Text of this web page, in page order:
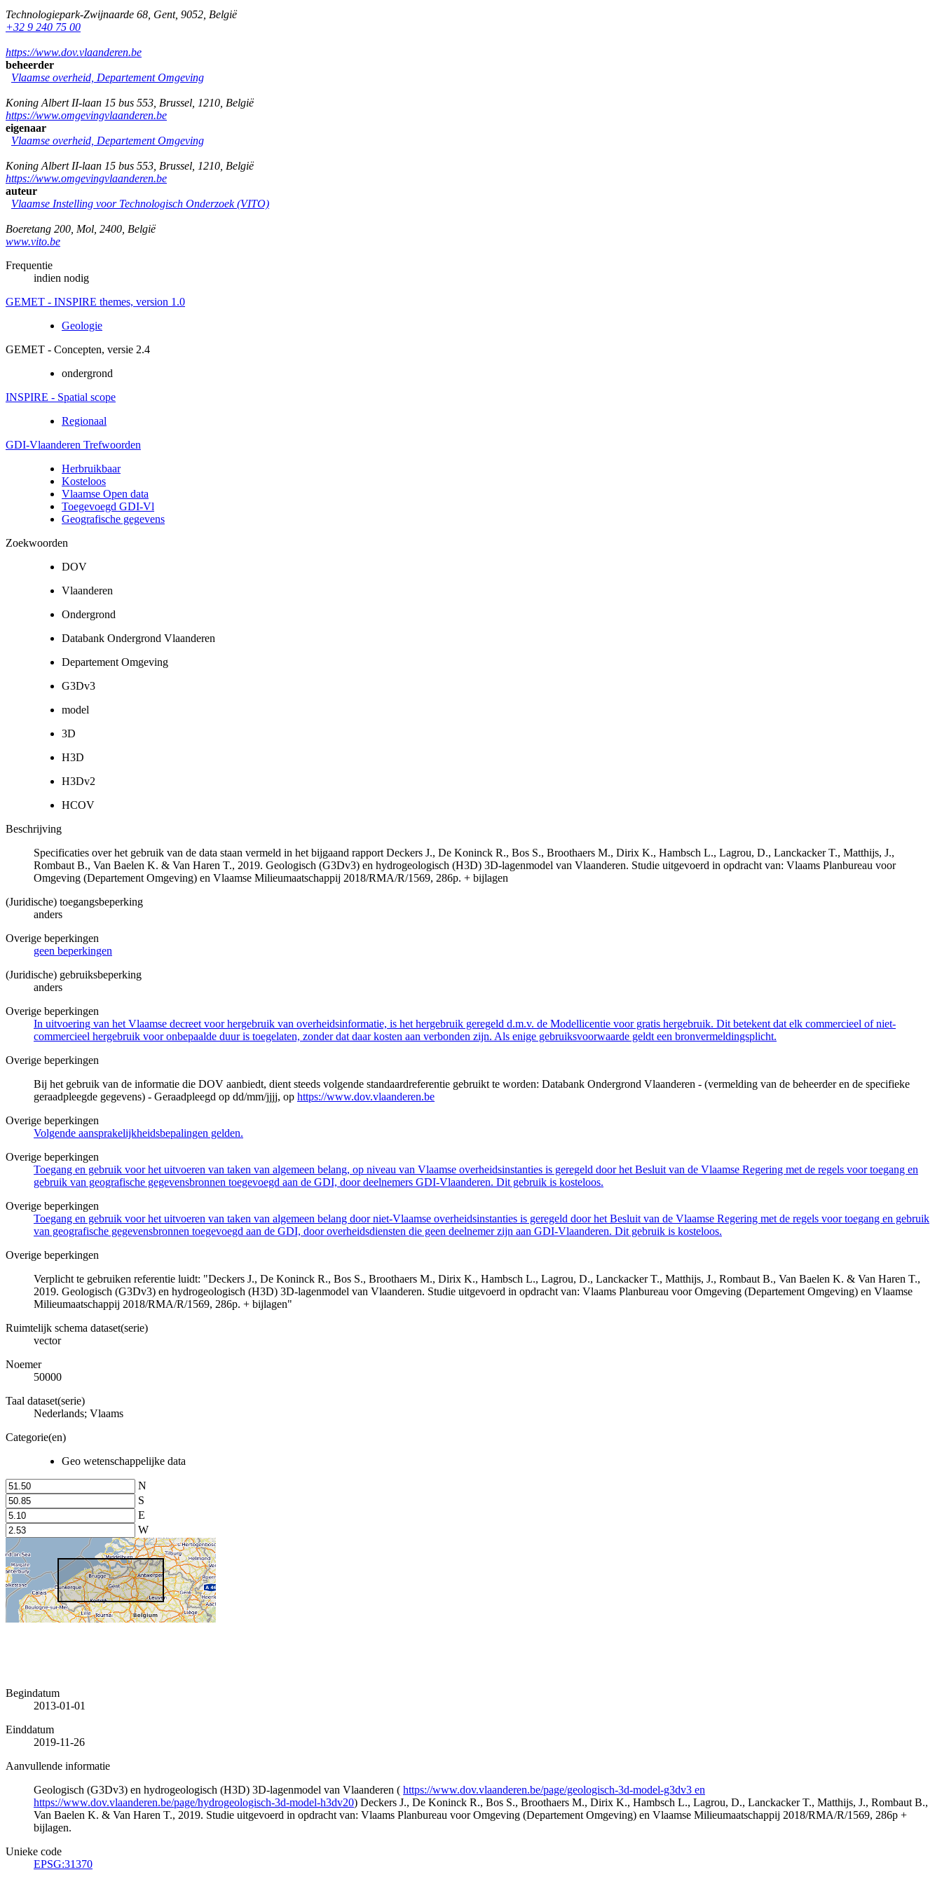
Technologiepark-Zwijnaarde 68 Gent, 9052 België
+32 9 240 75 00
https://www.dov.vlaanderen.be
beheerder
Vlaamse overheid, Departement Omgeving
Koning Albert II-laan 15 bus 553 Brussel 1210 België
https://www.omgevingvlaanderen.be
eigenaar
Vlaamse overheid, Departement Omgeving
Koning Albert II-laan 15 bus 553 Brussel 1210 België
https://www.omgevingvlaanderen.be
auteur
Vlaamse Instelling voor Technologisch Onderzoek (VITO)
Boeretang 200 Mol 2400 België
www.vito.be
Frequentie
indien nodig
GEMET - INSPIRE themes, version 1.0
Geologie
GEMET - Concepten, versie 2.4
ondergrond
INSPIRE - Spatial scope
Regionaal
GDI-Vlaanderen Trefwoorden
Herbruikbaar
Kosteloos
Vlaamse Open data
Toegevoegd GDI-Vl
Geografische gegevens
Zoekwoorden
DOV
Vlaanderen
Ondergrond
Databank Ondergrond Vlaanderen
Departement Omgeving
G3Dv3
model
3D
H3D
H3Dv2
HCOV
Beschrijving
Specificaties over het gebruik van de data staan vermeld in het bijgaand rapport Deckers J., De Koninck R., Bos S., Broothaers M., Dirix K., Hambsch L., Lagrou, D., Lanckacker T., Matthijs, J.,
Rombaut B., Van Baelen K. & Van Haren T., 2019. Geologisch (G3Dv3) en hydrogeologisch (H3D) 3D-lagenmodel van Vlaanderen. Studie uitgevoerd in opdracht van: Vlaams Planbureau voor
Omgeving (Departement Omgeving) en Vlaamse Milieumaatschappij 2018/RMA/R/1569, 286p. + bijlagen
(Juridische) toegangsbeperking
anders
Overige beperkingen
geen beperkingen
(Juridische) gebruiksbeperking
anders
Overige beperkingen
In uitvoering van het Vlaamse decreet voor hergebruik van overheidsinformatie, is het hergebruik geregeld d.m.v. de Modellicentie voor gratis hergebruik. Dit betekent dat elk commercieel of niet-
commercieel hergebruik voor onbepaalde duur is toegelaten, zonder dat daar kosten aan verbonden zijn. Als enige gebruiksvoorwaarde geldt een bronvermeldingsplicht.
Overige beperkingen
Bij het gebruik van de informatie die DOV aanbiedt, dient steeds volgende standaardreferentie gebruikt te worden: Databank Ondergrond Vlaanderen - (vermelding van de beheerder en de specifieke
geraadpleegde gegevens) - Geraadpleegd op dd/mm/jjjj, op https://www.dov.vlaanderen.be
Overige beperkingen
Volgende aansprakelijkheidsbepalingen gelden.
Overige beperkingen
Toegang en gebruik voor het uitvoeren van taken van algemeen belang, op niveau van Vlaamse overheidsinstanties is geregeld door het Besluit van de Vlaamse Regering met de regels voor toegang en
gebruik van geografische gegevensbronnen toegevoegd aan de GDI, door deelnemers GDI-Vlaanderen. Dit gebruik is kosteloos.
Overige beperkingen
Toegang en gebruik voor het uitvoeren van taken van algemeen belang door niet-Vlaamse overheidsinstanties is geregeld door het Besluit van de Vlaamse Regering met de regels voor toegang en gebruik
van geografische gegevensbronnen toegevoegd aan de GDI, door overheidsdiensten die geen deelnemer zijn aan GDI-Vlaanderen. Dit gebruik is kosteloos.
Overige beperkingen
Verplicht te gebruiken referentie luidt: "Deckers J., De Koninck R., Bos S., Broothaers M., Dirix K., Hambsch L., Lagrou, D., Lanckacker T., Matthijs, J., Rombaut B., Van Baelen K. & Van Haren T.,
2019. Geologisch (G3Dv3) en hydrogeologisch (H3D) 3D-lagenmodel van Vlaanderen. Studie uitgevoerd in opdracht van: Vlaams Planbureau voor Omgeving (Departement Omgeving) en Vlaamse
Milieumaatschappij 2018/RMA/R/1569, 286p. + bijlagen"
Ruimtelijk schema dataset(serie)
vector
Noemer
50000
Taal dataset(serie)
Nederlands; Vlaams
Categorie(en)
Geo wetenschappelijke data
N
S
E
W
Begindatum
2013-01-01
Einddatum
2019-11-26
Aanvullende informatie
Geologisch (G3Dv3) en hydrogeologisch (H3D) 3D-lagenmodel van Vlaanderen ( https://www.dov.vlaanderen.be/page/geologisch-3d-model-g3dv3 en
https://www.dov.vlaanderen.be/page/hydrogeologisch-3d-model-h3dv20) Deckers J., De Koninck R., Bos S., Broothaers M., Dirix K., Hambsch L., Lagrou, D., Lanckacker T., Matthijs, J., Rombaut B.,
Van Baelen K. & Van Haren T., 2019. Studie uitgevoerd in opdracht van: Vlaams Planbureau voor Omgeving (Departement Omgeving) en Vlaamse Milieumaatschappij 2018/RMA/R/1569, 286p +
bijlagen.
Unieke code
EPSG:31370